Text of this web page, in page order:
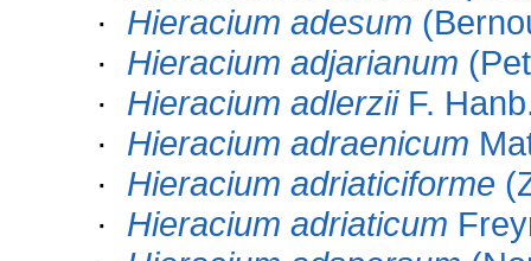
· Hieracium adesum
· Hieracium adjarianum
· Hieracium adlerziiF.
· Hieracium adraenicum
· Hieracium adriaticiforme
· Hieracium adriaticum